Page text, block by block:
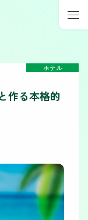
ホテル
作る本格的